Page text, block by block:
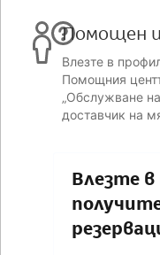
Помощен
Влезте в
Помощния
„Обслужване
доставчик на
Влезте в